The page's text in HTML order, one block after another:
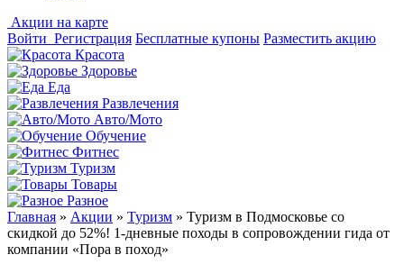
Акции на карте
Войти Регистрация Бесплатные купоны Разместить акцию
Красота
Здоровье
Еда
Развлечения
Авто/Мото
Обучение
Фитнес
Туризм
Товары
Разное
Главная » Акции » Туризм » Туризм в Подмосковье со
скидкой до 52%! 1-дневные походы в сопровождении гида от
компании «Пора в поход»